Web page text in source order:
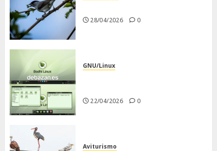
28/04/2026 0
GNU/Linux
22/04/2026 0
Aviturismo